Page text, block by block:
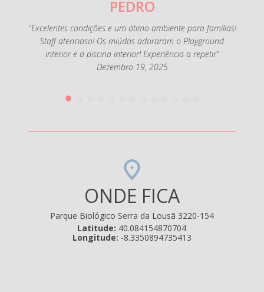
PEDRO
"Excelentes condições e um ótimo ambiente para famílias!
Staff atencioso! Os miúdos adoraram o Playground
interior e a piscina interior! Experiência a repetir"
Dezembro 19, 2025
ONDE FICA
Parque Biológico Serra da Lousã 3220-154
Latitude: 40.084154870704
Longitude: -8.3350894735413